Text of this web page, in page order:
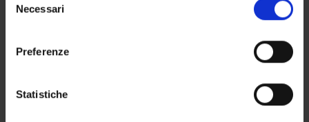
modificare o revocare il proprio consenso in qualsiasi
momento dalla Dichiarazione sui cookie o facendo clic
raccogliere informazioni sulla tua posizione
geografica, con un'approssimazione di qualche
delNecessari
Preferenze
Statistiche
TRAINING
Contacts
Places